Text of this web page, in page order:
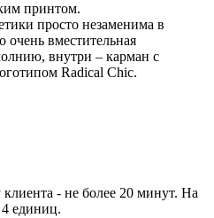
принтом.
просто незаменима в
вместительная
внутри – карман с
Radical Chic.
- не более 20 минут. На
единиц.